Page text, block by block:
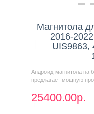
Магнитола
2016-
UIS9863,
Андроид магнитола на
предлагает мощную
25400.00р.